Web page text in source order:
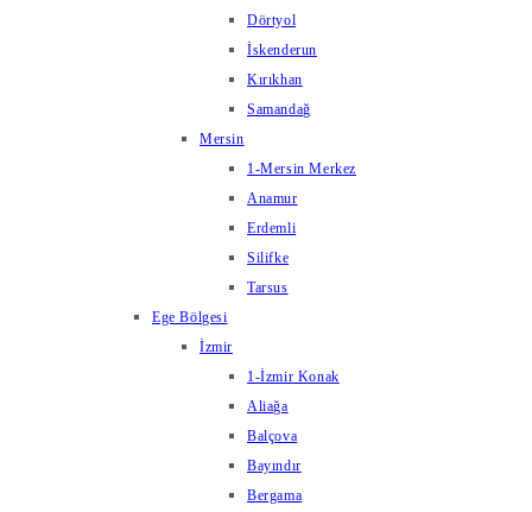
Dörtyol
İskenderun
Kırıkhan
Samandağ
Mersin
1-Mersin Merkez
Anamur
Erdemli
Silifke
Tarsus
Ege Bölgesi
İzmir
1-İzmir Konak
Aliağa
Balçova
Bayındır
Bergama